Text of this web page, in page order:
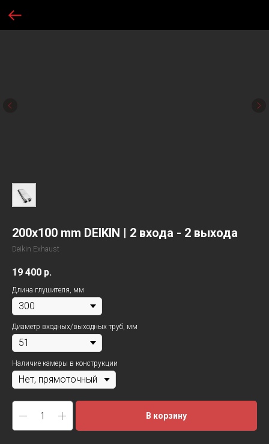
200х100 mm DEIKIN | 2 входа - 2 выхода
Deikin Exhaust
19 400 р.
Длина глушителя, мм
Диаметр входных/выходных труб, мм
Наличие камеры в конструкции
В корзину